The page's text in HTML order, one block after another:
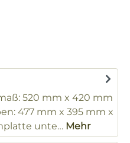
520 mm x 420 mm
477 mm x 395 mm x
unte… Mehr